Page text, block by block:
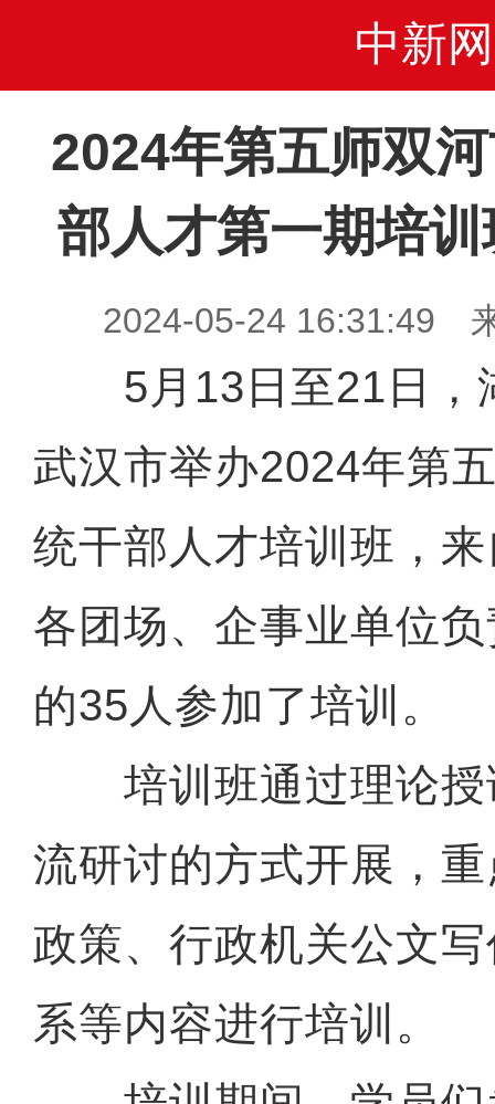
中新网
2024年第五师双
部人才第一期培
2024-05-24 16:31:49
5月13日至21日，
武汉市举办2024年第
统干部人才培训班，
各团场、企事业单位
的35人参加了培训。
培训班通过理论授
流研讨的方式开展，
政策、行政机关公文
系等内容进行培训。